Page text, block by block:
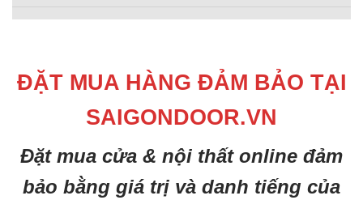
ĐẶT MUA HÀNG ĐẢM BẢO TẠI
SAIGONDOOR.VN
Đặt mua cửa & nội thất online đảm
bảo bằng giá trị và danh tiếng của